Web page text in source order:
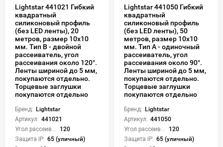
Lightstar 441021 Гибкий
квадратный
силиконовый профиль
(без LED ленты), 20
метров, размер 10х10
мм. Тип В - двойной
рассеиватель, угол
рассеивания около 120°.
Ленты шириной до 5 мм,
покупаются отдельно.
Торцевые заглушки
покупаются отдельно
Бренд: Lightstar
Артикул: 441021
120
Защита IP: 65 (уличный)
Lightstar 441050 Гибкий
квадратный
силиконовый профиль
(без LED ленты), 50
метров, размер 10х10
мм. Тип A - одиночный
рассеиватель, угол
рассеивания около 90°.
Ленты шириной до 5 мм,
покупаются отдельно.
Торцевые заглушки
покупаются отдельно
Бренд: Lightstar
Артикул: 441050
120
Защита IP: 65 (уличный)